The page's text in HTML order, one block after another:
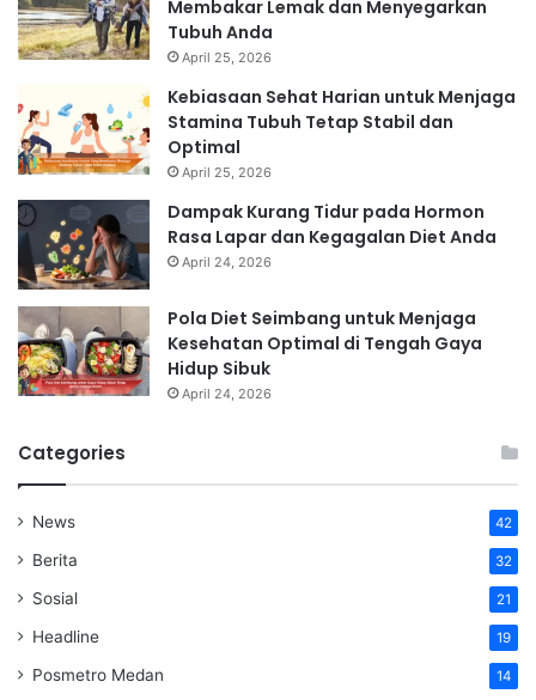
Membakar Lemak dan Menyegarkan
Tubuh Anda
April 25, 2026
Kebiasaan Sehat Harian untuk Menjaga
Stamina Tubuh Tetap Stabil dan
Optimal
April 25, 2026
Dampak Kurang Tidur pada Hormon
Rasa Lapar dan Kegagalan Diet Anda
April 24, 2026
Pola Diet Seimbang untuk Menjaga
Kesehatan Optimal di Tengah Gaya
Hidup Sibuk
April 24, 2026
Categories
News 42
Berita 32
Sosial 21
Headline 19
Posmetro Medan 14